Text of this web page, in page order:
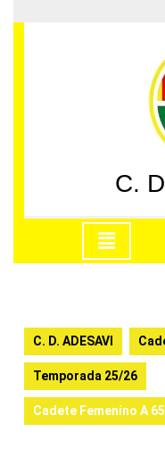
al
C.
C. D. ADESAVI
Temporada 25/26
Cadete Femenino A